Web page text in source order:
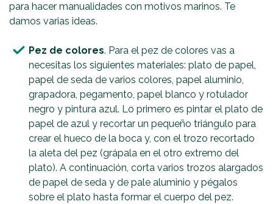
para hacer manualidades con motivos marinos. Te
damos varias ideas.
Pez de colores. Para el pez de colores vas a
necesitas los siguientes materiales: plato de papel,
papel de seda de varios colores, papel aluminio,
grapadora, pegamento, papel blanco y rotulador
negro y pintura azul. Lo primero es pintar el plato de
papel de azul y recortar un pequeño triángulo para
crear el hueco de la boca y, con el trozo recortado
la aleta del pez (grápala en el otro extremo del
plato). A continuación, corta varios trozos alargados
de papel de seda y de pale aluminio y pégalos
sobre el plato hasta formar el cuerpo del pez.